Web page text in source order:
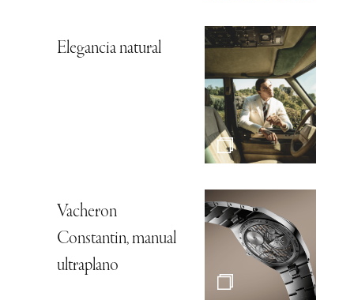
Elegancia natural
Vacheron
Constantin, manual
ultraplano